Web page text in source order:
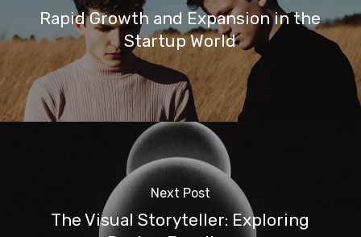
Rapid Growth and Expansion in the
Startup World
Next Post
The Visual Storyteller: Exploring